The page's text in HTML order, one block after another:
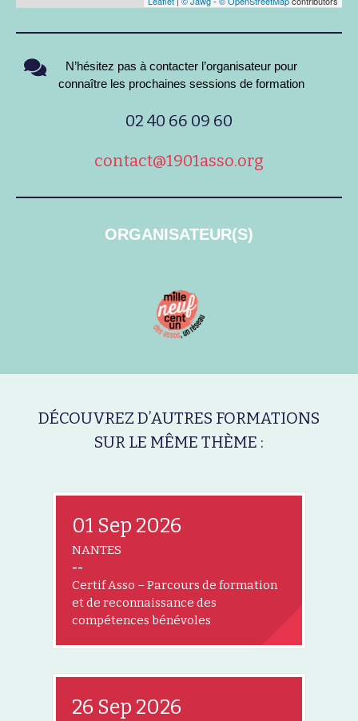
N’hésitez pas à contacter l’organisateur pour
connaître les prochaines sessions de formation
02 40 66 09 60
contact@1901asso.org
ORGANISATEUR(S)
DÉCOUVREZ D’AUTRES FORMATIONS
SUR LE MÊME THÈME :
01 Sep 2026
NANTES
--
Certif Asso – Parcours de formation
et de reconnaissance des
compétences bénévoles
26 Sep 2026